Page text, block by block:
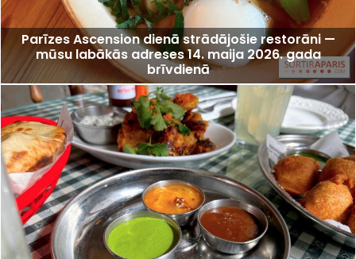
Parīzes Ascension dienā strādājošie restorāni —
mūsu labākās adreses 14. maija 2026. gada
brīvdienā